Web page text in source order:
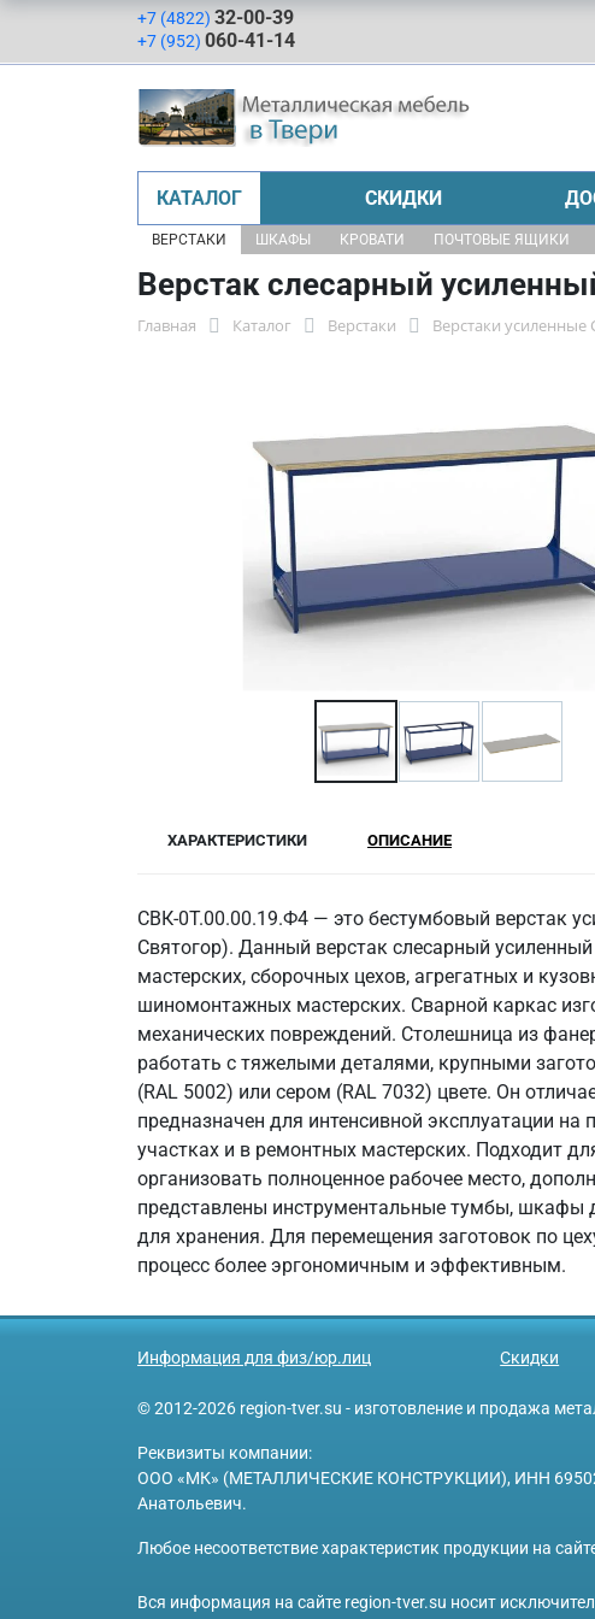
+7 (4822) 32-00-39
+7 (952) 060-41-14
КАТАЛОГ СКИДКИ
ВЕРСТАКИ ШКАФЫ КРОВАТИ ПОЧТОВЫЕ ЯЩИКИ
Верстак слесарный
Главная Каталог Верстаки Верстаки усиленные
ХАРАКТЕРИСТИКИ ОПИСАНИЕ
СВК-0Т.00.00.19.Ф4 — это бестумбовый
Святогор). Данный верстак слесарный
мастерских, сборочных цехов, агрегатных и
шиномонтажных мастерских. Сварной каркас
механических повреждений. Столешница из
работать с тяжелыми деталями, крупными
(RAL 5002) или сером (RAL 7032) цвете. Он
предназначен для интенсивной эксплуатации на
участках и в ремонтных мастерских. Подходит
организовать полноценное рабочее место,
представлены инструментальные тумбы, шкафы
для хранения. Для перемещения заготовок по
процесс более эргономичным и эффективным.
Информация для физ/юр.лиц Скидки
© 2012-2026 region-tver.su - изготовление и продажа
Реквизиты компании:
ООО «МК» (МЕТАЛЛИЧЕСКИЕ КОНСТРУКЦИИ), ИНН
Анатольевич.
Любое несоответствие характеристик продукции на
Вся информация на сайте region-tver.su носит